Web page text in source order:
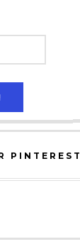
PINTEREST